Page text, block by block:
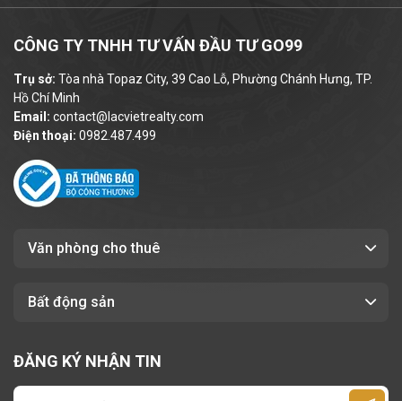
trí và thiết kế mà còn được đánh giá cao
nhờ hệ thống tiện ích – dịch vụ đầy đủ, đáp
nghiệp:
Hệ thống camera giám sát và bảo vệ
Đỗ xe tại tầng hầm:
cho xe máy
Hệ thống thang máy tốc độ cao
Tòa nhà trang bị hệ thống máy lạnh:
mát và dễ chịu.
CÔNG TY TNHH TƯ VẤN ĐẦU TƯ GO99
Trụ sở: Tòa nhà Topaz City, 39 Cao Lỗ, Phường Chánh Hưng, TP.
Hồ Chí Minh
Email: contact@lacvietrealty.com
Điện thoại: 0982.487.499
Văn phòng cho thuê
Bất động sản
ĐĂNG KÝ NHẬN TIN